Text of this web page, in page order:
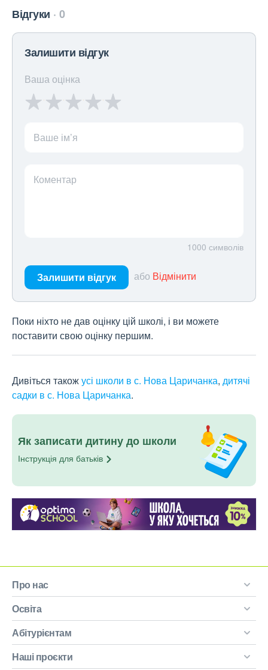
Відгуки 0
Залишити відгук
Ваша оцінка
Ваше ім’я
Коментар
1000 символів
Залишити відгук або Відмінити
Поки ніхто не дав оцінку цій школі, і ви можете
поставити свою оцінку першим.
Дивіться такожусі школи в с. Нова Царичанка, дитячі
садки в с. Нова Царичанка.
Як записати дитину до школи
Інструкція для батьків
Про нас
Освіта
Абітурієнтам
Наші проєкти